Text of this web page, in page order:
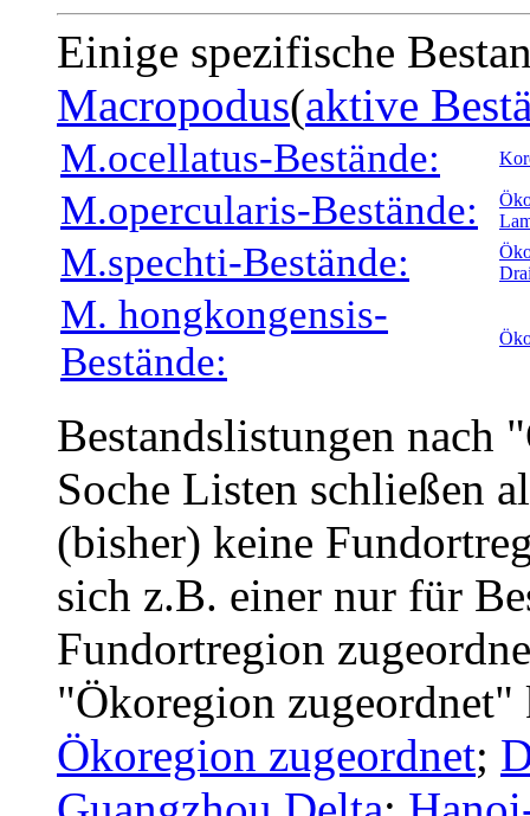
Einige spezifische
Macropodus(aktive
M.ocellatus-Bestände:
M.opercularis-Bestände:
M.spechti-Bestände:
M. hongkongensis-
Bestände:
Bestandslistungen nach
Soche Listen schließen
(bisher) keine
sich z.B. einer nur für
Fundortregion
"Ökoregion
Ökoregion zugeordnet;